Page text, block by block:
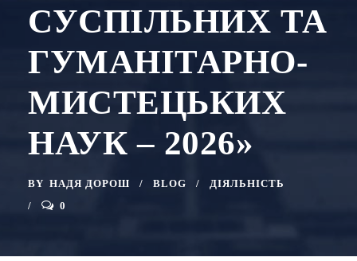
СУСПІЛЬНИХ ТА
ГУМАНІТАРНО-
МИСТЕЦЬКИХ
НАУК – 2026»
BY НАДЯ ДОРОШ BLOG
ДІЯЛЬНІСТЬ
0